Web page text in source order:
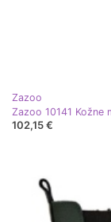
Zazoo
102,15 €